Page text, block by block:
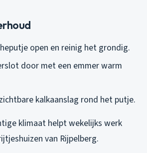
open en reinig het grondig.
door met een emmer warm
kalkaanslag rond het putje.
klimaat helpt wekelijks werk
van Rijpelberg.